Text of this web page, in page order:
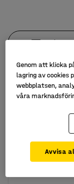
3 produkter
Genom att klicka
lagring av cookies
webbplatsen,
våra
Avvisa